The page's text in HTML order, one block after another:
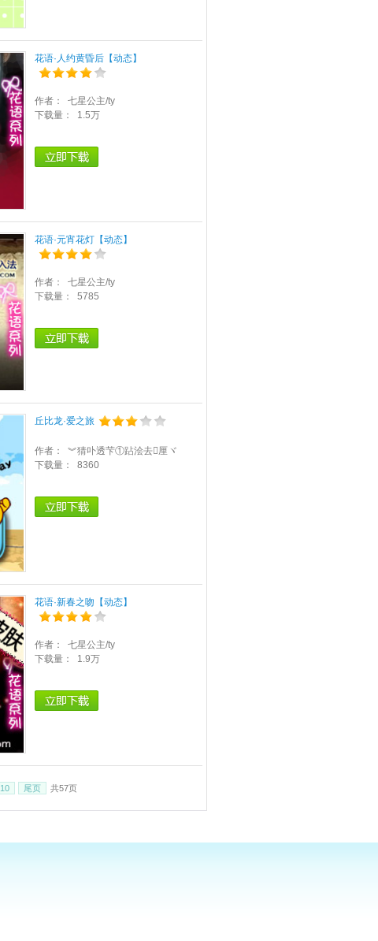
花语·人约黄昏后【动态】
作者： 七星公主/ty
下载量： 1.5万
花语·元宵花灯【动态】
作者： 七星公主/ty
下载量： 5785
丘比龙·爱之旅
作者： ︾猜卟透芐①跕浍去厘ヾ
下载量： 8360
花语·新春之吻【动态】
作者： 七星公主/ty
下载量： 1.9万
10 尾页 共57页